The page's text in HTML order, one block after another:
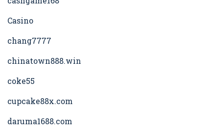
Casino
chang7777
chinatown888.win
coke55
cupcake88x.com
daruma1688.com